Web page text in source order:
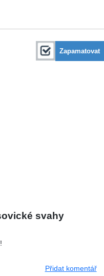
Zapamatovat
svahy
Přidat komentář